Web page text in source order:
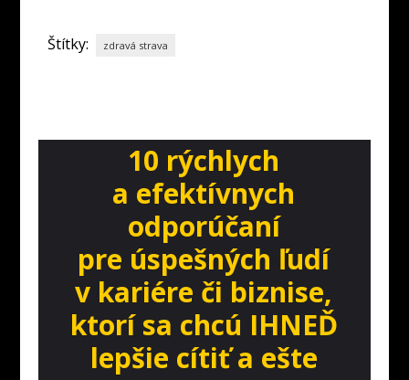
Štítky: zdravá strava
10 rýchlych
a efektívnych
odporúčaní
pre úspešných ľudí
v kariére či biznise,
ktorí sa chcú IHNEĎ
lepšie cítiť a ešte